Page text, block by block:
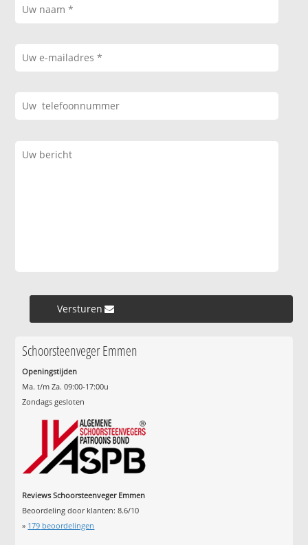
Versturen »
Schoorsteenveger Emmen
Openingstijden
Ma. t/m Za. 09:00-17:00u
Zondags gesloten
Reviews Schoorsteenveger Emmen
Beoordeling door klanten:8.6/10
» 179 beoordelingen